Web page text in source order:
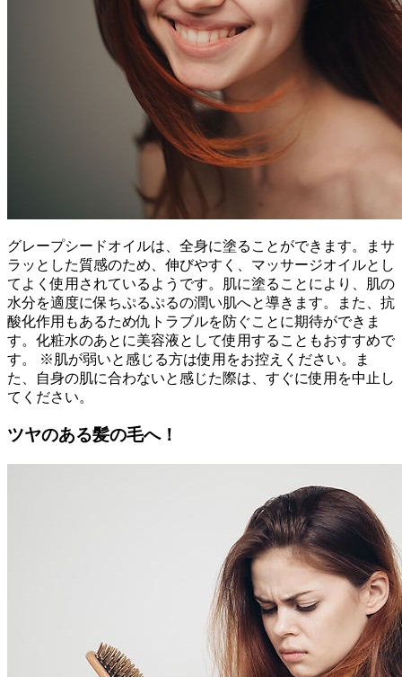
グレープシードオイルは、全身に塗ることができます。まサ
ラッとした質感のため、伸びやすく、マッサージオイルとし
てよく使用されているようです。肌に塗ることにより、肌の
水分を適度に保ちぷるぷるの潤い肌へと導きます。また、抗
酸化作用もあるため仇トラブルを防ぐことに期待ができま
す。化粧水のあとに美容液として使用することもおすすめで
す。 ※肌が弱いと感じる方は使用をお控えください。ま
た、自身の肌に合わないと感じた際は、すぐに使用を中止し
てください。
ツヤのある髪の毛へ！